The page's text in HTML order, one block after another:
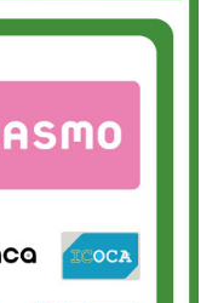
交換をさせて頂きました！
晶交換をさせて頂きました！
をさせて頂きました！あり
理をさせて頂きました！あ